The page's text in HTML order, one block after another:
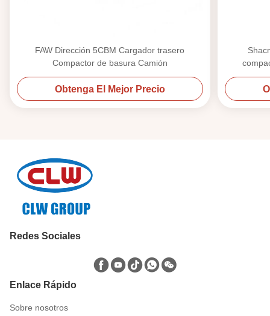
FAW Dirección 5CBM Cargador trasero
Compactor de basura Camión
Obtenga El Mejor Precio
Redes Sociales
Enlace Rápido
Sobre nosotros